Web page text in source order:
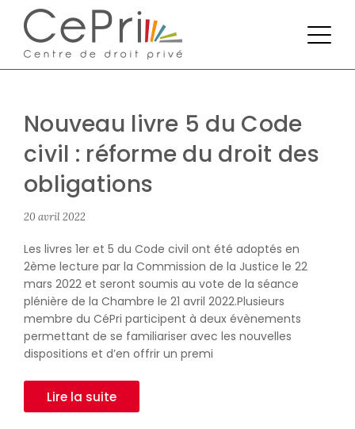
Nouveau livre 5 du Code
civil : réforme du droit des
obligations
20 avril 2022
Les livres 1er et 5 du Code civil ont été adoptés en
2ème lecture par la Commission de la Justice le 22
mars 2022 et seront soumis au vote de la séance
plénière de la Chambre le 21 avril 2022.Plusieurs
membre du CéPri participent à deux évènements
permettant de se familiariser avec les nouvelles
dispositions et d’en offrir un premi
Lire la suite